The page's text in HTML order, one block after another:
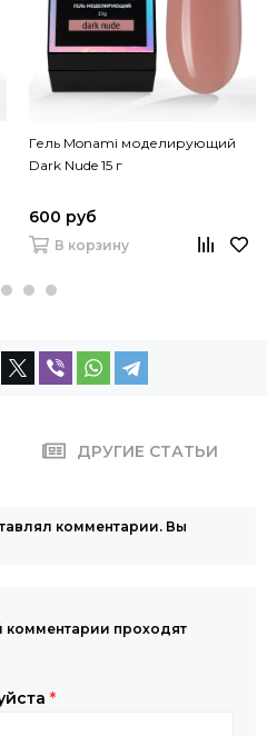
Гель Monami моделирующий
Dark Nude 15 г
600 руб
В корзину
ДРУГИЕ СТАТЬИ
комментарии. Вы
комментарии проходят
*